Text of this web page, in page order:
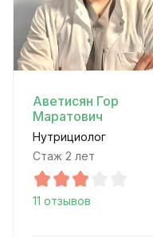
Аветисян Гор
Маратович
Нутрициолог
Стаж 2 лет
11 отзывов